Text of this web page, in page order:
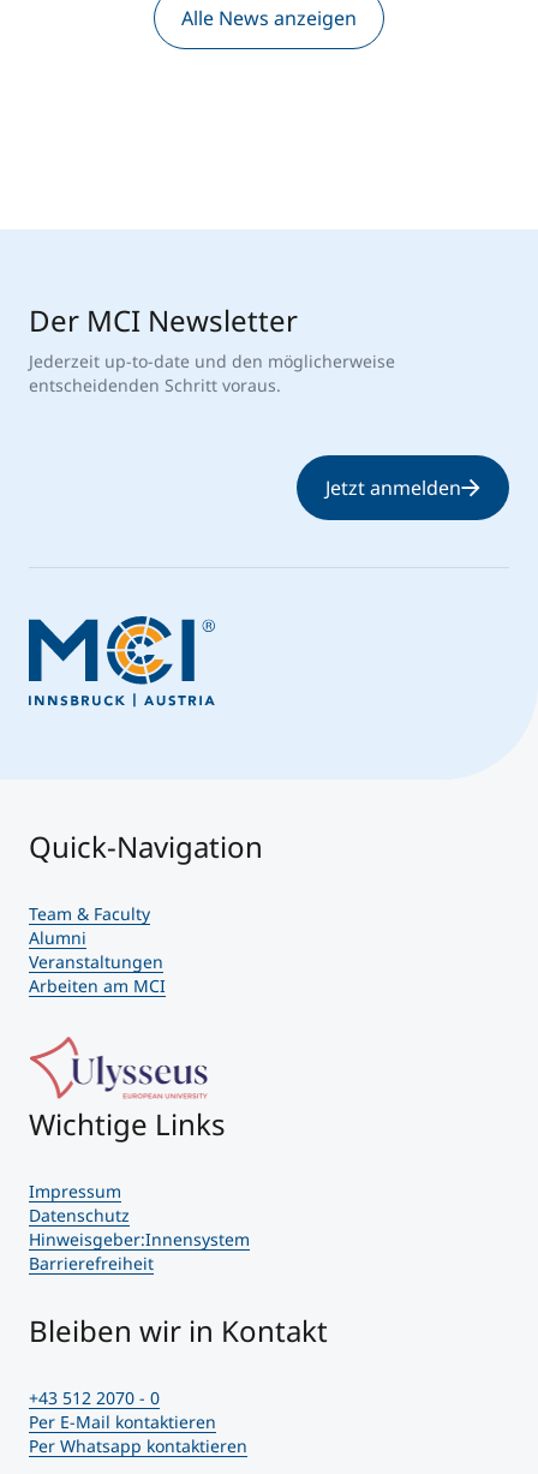
Alle News anzeigen
Der MCI Newsletter
Jederzeit up-to-date und den möglicherweise
entscheidenden Schritt voraus.
Jetzt anmelden
Quick-Navigation
Team & Faculty
Alumni
Veranstaltungen
Arbeiten am MCI
Wichtige Links
Impressum
Datenschutz
Hinweisgeber:Innensystem
Barrierefreiheit
Bleiben wir in Kontakt
+43 512 2070 - 0
Per E-Mail kontaktieren
Per Whatsapp kontaktieren